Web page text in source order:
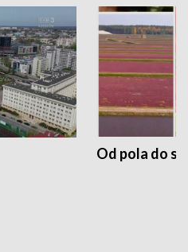
Od pola do